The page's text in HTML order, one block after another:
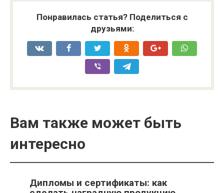
Понравилась статья? Поделиться с
друзьями:
Вам также может быть
интересно
Дипломы и сертификаты: как